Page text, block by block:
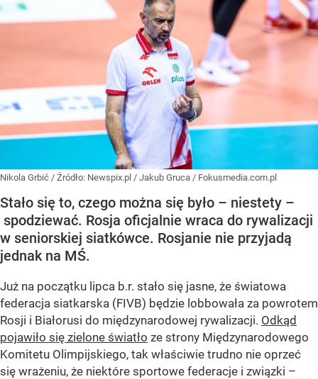
Nikola Grbić / Źródło: Newspix.pl / Jakub Gruca / Fokusmedia.com.pl
Stało się to, czego można się było – niestety –
spodziewać. Rosja oficjalnie wraca do rywalizacji
w seniorskiej siatkówce. Rosjanie nie przyjadą
jednak na MŚ.
Już na początku lipca b.r. stało się jasne, że światowa
federacja siatkarska (FIVB) będzie lobbowała za powrotem
Rosji i Białorusi do międzynarodowej rywalizacji. Odkąd
pojawiło się zielone światło ze strony Międzynarodowego
Komitetu Olimpijskiego, tak właściwie trudno nie oprzeć
się wrażeniu, że niektóre sportowe federacje i związki –